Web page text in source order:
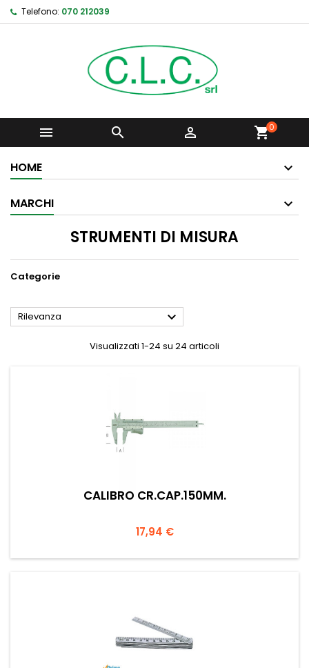
Telefono: 070 212039
   shopping_cart0
HOME
MARCHI
STRUMENTI DI MISURA
Categorie
Rilevanza 
Visualizzati 1-24 su 24 articoli
CALIBRO CR.CAP.150MM.
Prezzo
17,94 €